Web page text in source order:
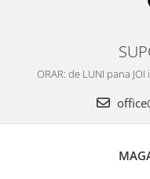
ORAR: de LUNI pana